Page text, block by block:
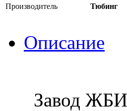
Производитель Тюбинг
Описание
Завод ЖБИ